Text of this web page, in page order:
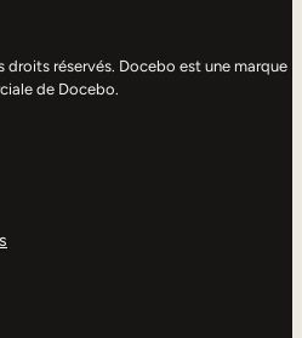
réservés. Docebo est une marque
de Docebo.